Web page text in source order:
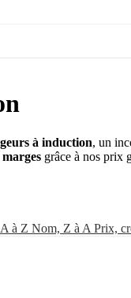
à induction, un
grâce à nos prix
à Z Nom, Z à A Prix,